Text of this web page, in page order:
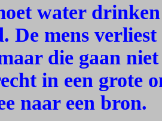
water
De mens
die gaan
in een grote
naar een bron.